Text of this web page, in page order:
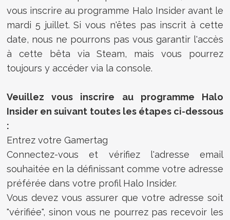
vous inscrire au programme Halo Insider avant le
mardi 5 juillet. Si vous n'êtes pas inscrit à cette
date, nous ne pourrons pas vous garantir l'accès
à cette bêta via Steam, mais vous pourrez
toujours y accéder via la console.
Veuillez vous inscrire au programme Halo
Insider en suivant toutes les étapes ci-dessous
:
Entrez votre Gamertag
Connectez-vous et vérifiez l'adresse email
souhaitée en la définissant comme votre adresse
préférée dans votre profil Halo Insider.
Vous devez vous assurer que votre adresse soit
"vérifiée", sinon vous ne pourrez pas recevoir les